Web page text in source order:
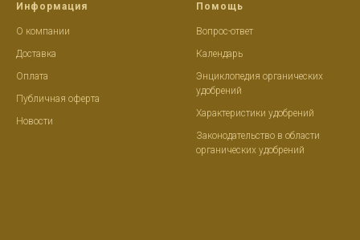
Информация
О компании
Доставка
Оплата
Публичная оферта
Новости
Помощь
Вопрос-ответ
Календарь
Энциклопедия органических
удобрений
Характеристики удобрений
Законодательство в области
органических удобрений